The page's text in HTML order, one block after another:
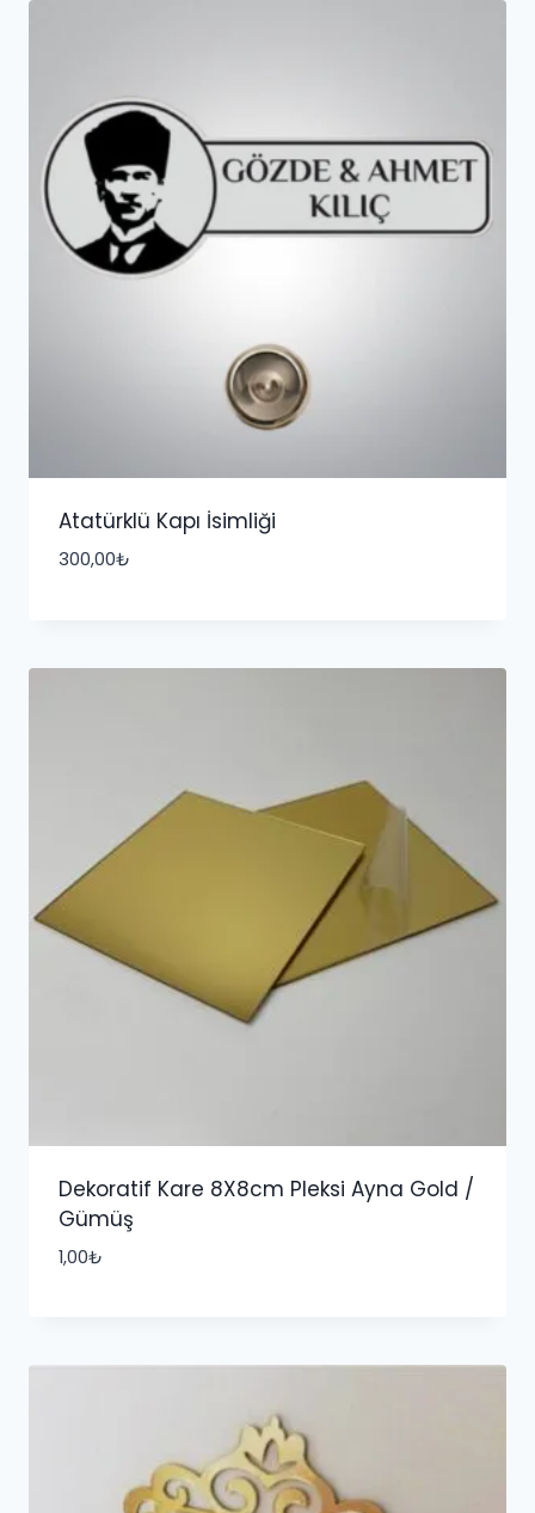
Atatürklü Kapı İsimliği
300,00₺
Dekoratif Kare 8X8cm Pleksi Ayna Gold /
Gümüş
1,00₺